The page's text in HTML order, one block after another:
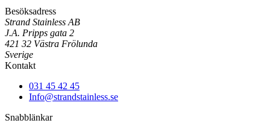
Besöksadress
Strand Stainless AB
J.A. Pripps gata 2
421 32 Västra Frölunda
Sverige
Kontakt
031 45 42 45
Info@strandstainless.se
Snabblänkar